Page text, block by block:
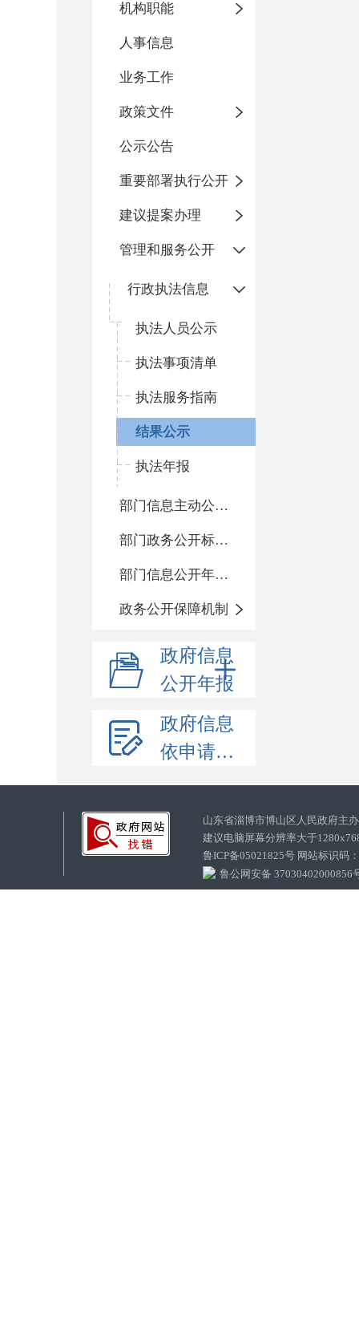
机构职能
人事信息
业务工作
政策文件
公示公告
重要部署执行公开
建议提案办理
管理和服务公开
行政执法信息
执法人员公示
执法事项清单
执法服务指南
结果公示
执法年报
部门信息主动公开基本目录
部门政务公开标准化目录
部门信息公开年度报告
政务公开保障机制
政府信息
公开年报
政府信息
依申请公开
山东省淄博市博山区人民政府
建议电脑屏幕分辨率大于
鲁ICP备05021825号 网站标识码
鲁公网安备 37030402000856